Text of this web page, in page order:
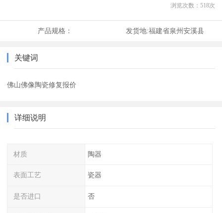
浏览次数： 518次
产品规格： 发货地:福建省泉州安溪县
关键词
佛山佛像陶瓷修复报价
详细说明
材质 陶器
表面工艺 瓷器
是否进口 否